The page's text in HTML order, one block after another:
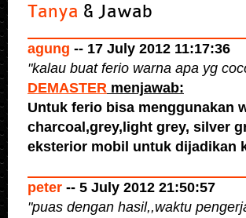
Tanya & Jawab
agung -- 17 July 2012 11:17:36
"kalau buat ferio warna apa yg
DEMASTER menjawab:
Untuk ferio bisa menggunakan
charcoal,grey,light grey, silver
eksterior mobil untuk dijadikan
peter -- 5 July 2012 21:50:57
"puas dengan hasil,,waktu